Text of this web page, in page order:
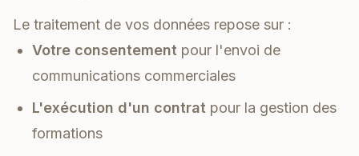
Le traitement de vos données repose sur :
Votre consentement pour l'envoi de
communications commerciales
L'exécution d'un contrat pour la gestion des
formations